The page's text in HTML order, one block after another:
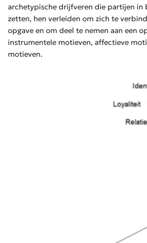
archetypische drijfveren die partijen in
zetten, hen verleiden om zich te
opgave en om deel te nemen aan een
instrumentele motieven, affectieve
motieven.